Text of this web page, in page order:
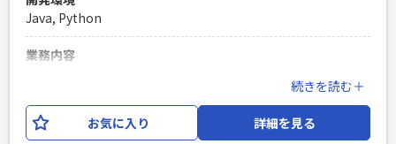
Laravelを用いた開発経験1年以上
エンジニア複数人のチームでの開発経験
Java, Python
業務内容
プラットフォームのリニューアル案件に サーバーサイドエン
ジニア（Python）のSEとしてご参画いただきます。 【開発環
境】Python,Azure,HTML,CSS,JavaScript,Azure,Claude
続きを読む＋
お気に入り 詳細を見る